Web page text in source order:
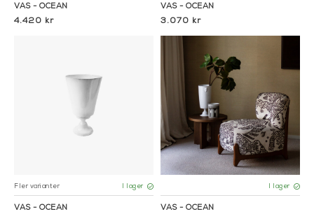
VAS - OCEAN
4.420 kr
VAS - OCEAN
3.070 kr
Fler varianter I lager
VAS - OCEAN
I lager
VAS - OCEAN